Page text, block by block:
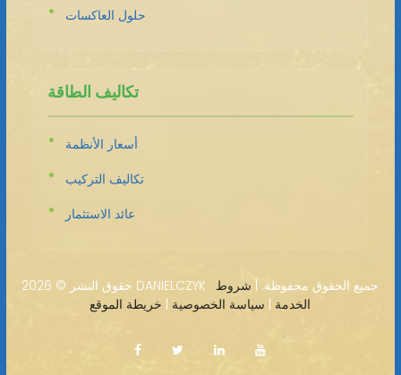
حلول العاكسات
تكاليف الطاقة
أسعار الأنظمة
تكاليف التركيب
عائد الاستثمار
حقوق النشر © 2026 DANIELCZYK · جميع الحقوق محفوظة. | شروط
الخدمة
سياسة الخصوصية خريطة الموقع